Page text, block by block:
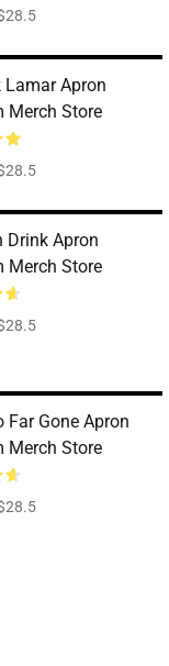
Lamar Apron
Merch Store
Drink Apron
Merch Store
Far Gone Apron
Merch Store